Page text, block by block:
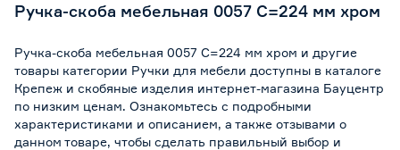
Ручка-скоба мебельная 0057 С=224 мм хром
Ручка-скоба мебельная 0057 С=224 мм хром и другие
товары категории Ручки для мебели доступны в каталоге
Крепеж и скобяные изделия интернет-магазина Бауцентр
по низким ценам. Ознакомьтесь с подробными
характеристиками и описанием, а также отзывами о
данном товаре, чтобы сделать правильный выбор и